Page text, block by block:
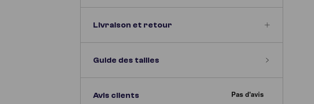
Livraison et retour
Guide des tailles
Avis clients